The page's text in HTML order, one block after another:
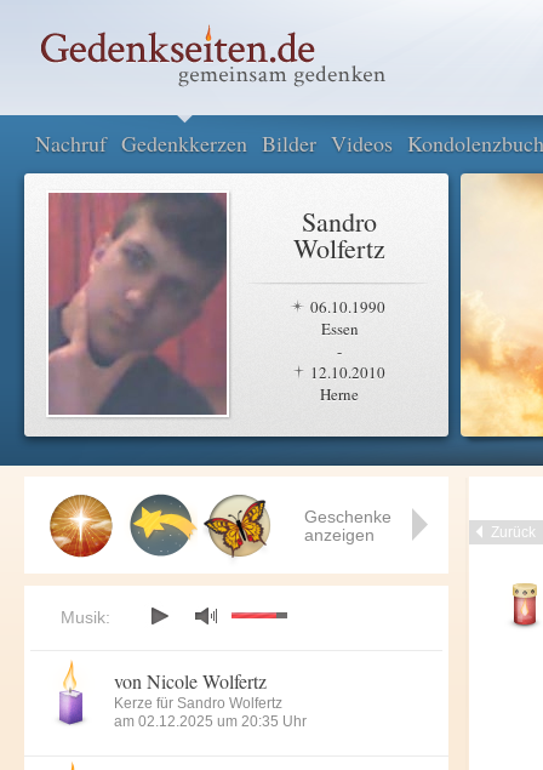
Nachruf Gedenkkerzen Bilder Videos Kondolenzbuch
Sandro
Wolfertz
06.10.1990
Essen
-
12.10.2010
Herne
Zurück
Geschenke
anzeigen
Musik:
von Nicole Wolfertz
Kerze für Sandro Wolfertz
am 02.12.2025 um 20:35 Uhr